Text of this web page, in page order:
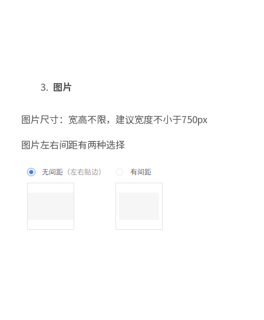
图片
图片尺寸：宽高不限，建议宽度不小于750px
图片左右间距有两种选择